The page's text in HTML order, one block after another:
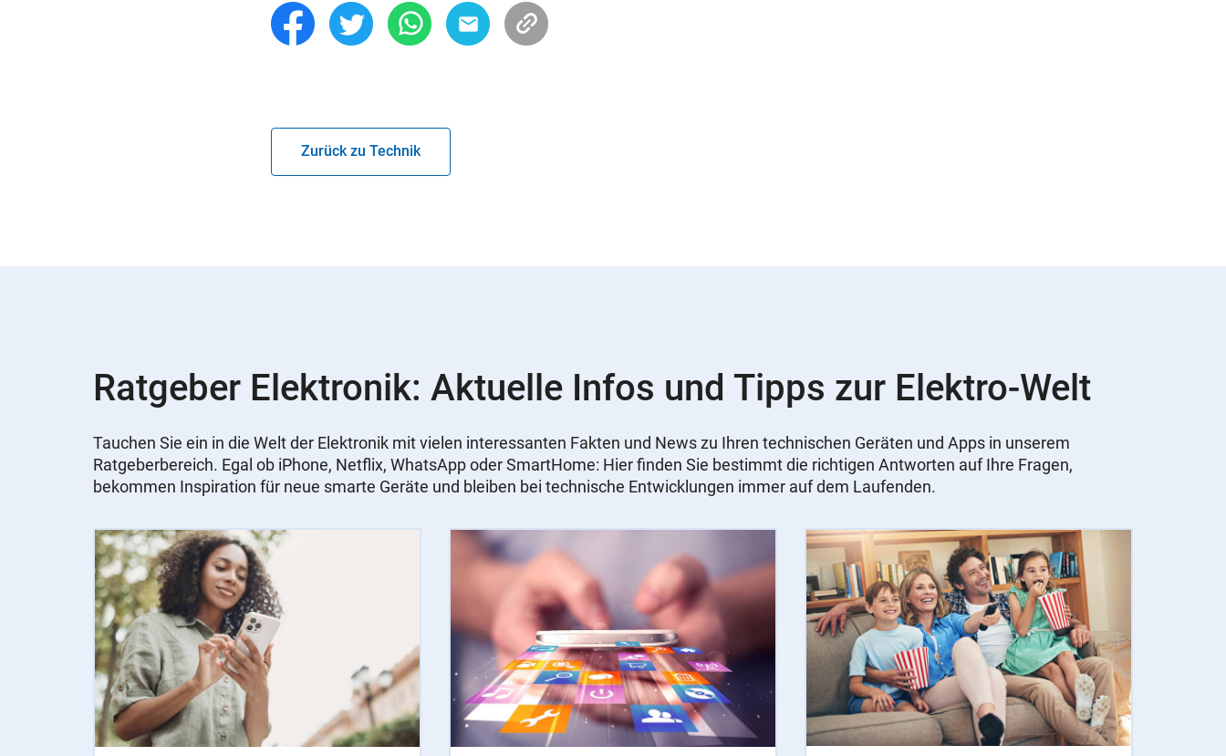
Zurück zu Technik
Ratgeber Elektronik: Aktuelle Infos und Tipps zur Elektro-Welt
Tauchen Sie ein in die Welt der Elektronik mit vielen interessanten Fakten und News zu Ihren technischen Geräten und Apps in unserem
Ratgeberbereich. Egal ob iPhone, Netflix, WhatsApp oder SmartHome: Hier finden Sie bestimmt die richtigen Antworten auf Ihre Fragen,
bekommen Inspiration für neue smarte Geräte und bleiben bei technische Entwicklungen immer auf dem Laufenden.
Instructions